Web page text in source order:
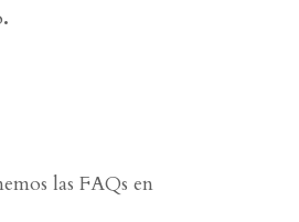
.
las FAQs en